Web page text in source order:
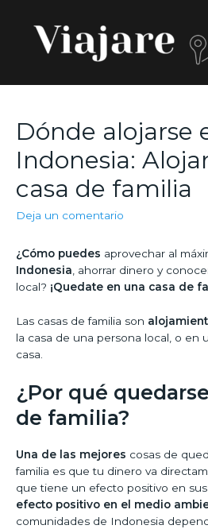
Dónde alojarse
Indonesia:
casa de familia
Deja un comentario
¿Cómo puedes aprovechar al
Indonesia , ahorrar dinero y
local? ¡Quedate en una casa de
Las casas de familia son
la casa de una persona local, o en
casa.
¿Por qué
de familia?
Una de las mejores cosas de
familia es que tu dinero va
que tiene un efecto positivo en
efecto positivo en el medio
comunidades de Indonesia